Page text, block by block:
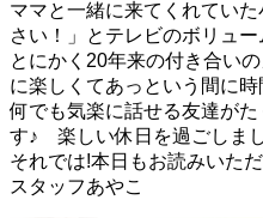
ママと一緒に来てくれてい
さい！」とテレビのボリュー
とにかく20年来の付き合い
に楽しくてあっという間に時
何でも気楽に話せる友達が
す♪ 楽しい休日を過ごしまし
それでは!本日もお読みいた
スタッフあやこ